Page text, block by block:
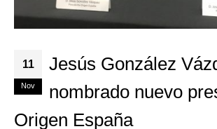
11
Nov
Jesús González
nombrado nuevo
Origen España